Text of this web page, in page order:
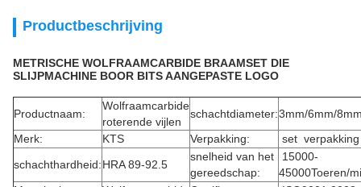
Productbeschrijving
METRISCHE WOLFRAAMCARBIDE BRAAMSET DIE
SLIJPMACHINE BOOR BITS AANGEPASTE LOGO
Productnaam:
Wolfraamcarbide
roterende vijlen
schachtdiameter:3mm/6mm/
Merk:
KTS Verpakking:
set verpakking
schachthardheid:HRA 89-92.5
snelheid van het
gereedschap:
15000-
45000Toeren/